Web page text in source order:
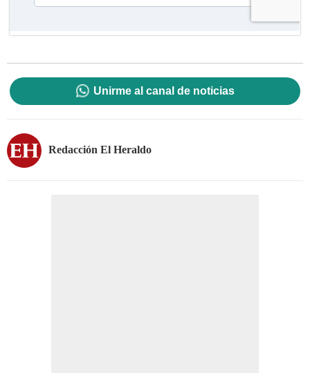
Unirme al canal de noticias
Redacción El Heraldo